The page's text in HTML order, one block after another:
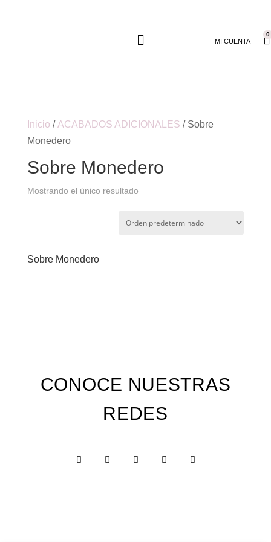
MI CUENTA
0
Inicio / ACABADOS ADICIONALES / Sobre
Monedero
Sobre Monedero
Mostrando el único resultado
Sobre Monedero
CONOCE NUESTRAS
REDES